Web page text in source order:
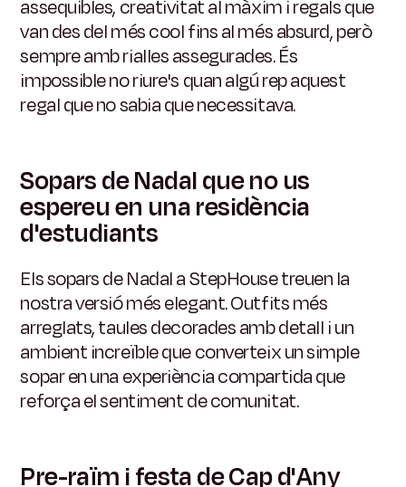
assequibles, creativitat al màxim i regals que
van des del més cool fins al més absurd, però
sempre amb rialles assegurades. És
impossible no riure's quan algú rep aquest
regal que no sabia que necessitava.
Sopars de Nadal que no us
espereu en una residència
d'estudiants
Els sopars de Nadal a StepHouse treuen la
nostra versió més elegant. Outfits més
arreglats, taules decorades amb detall i un
ambient increïble que converteix un simple
sopar en una experiència compartida que
reforça el sentiment de comunitat.
Pre-raïm i festa de Cap d'Any